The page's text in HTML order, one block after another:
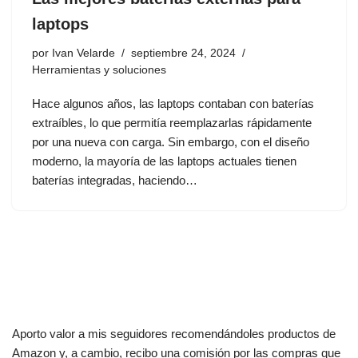
laptops
por Ivan Velarde
septiembre 24, 2024
Herramientas y soluciones
Hace algunos años, las laptops contaban con baterías
extraíbles, lo que permitía reemplazarlas rápidamente
por una nueva con carga. Sin embargo, con el diseño
moderno, la mayoría de las laptops actuales tienen
baterías integradas, haciendo…
Aporto valor a mis seguidores recomendándoles productos de
Amazon y, a cambio, recibo una comisión por las compras que